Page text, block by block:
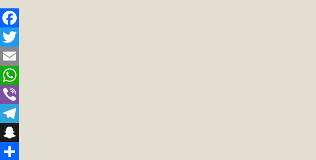
Facebook
Twitter
Email
WhatsApp
Viber
Telegram
Snapchat